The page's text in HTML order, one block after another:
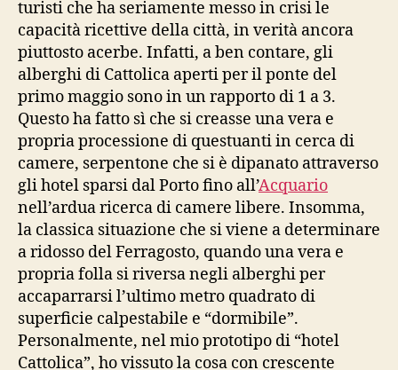
turisti che ha seriamente messo in crisi le
capacità ricettive della città, in verità ancora
piuttosto acerbe. Infatti, a ben contare, gli
alberghi di Cattolica aperti per il ponte del
primo maggio sono in un rapporto di 1 a 3.
Questo ha fatto sì che si creasse una vera e
propria processione di questuanti in cerca di
camere, serpentone che si è dipanato attraverso
gli hotel sparsi dal Porto fino all’Acquario
nell’ardua ricerca di camere libere. Insomma,
la classica situazione che si viene a determinare
a ridosso del Ferragosto, quando una vera e
propria folla si riversa negli alberghi per
accaparrarsi l’ultimo metro quadrato di
superficie calpestabile e “dormibile”.
Personalmente, nel mio prototipo di “hotel
Cattolica”, ho vissuto la cosa con crescente